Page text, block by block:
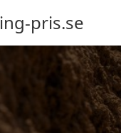
pris.se